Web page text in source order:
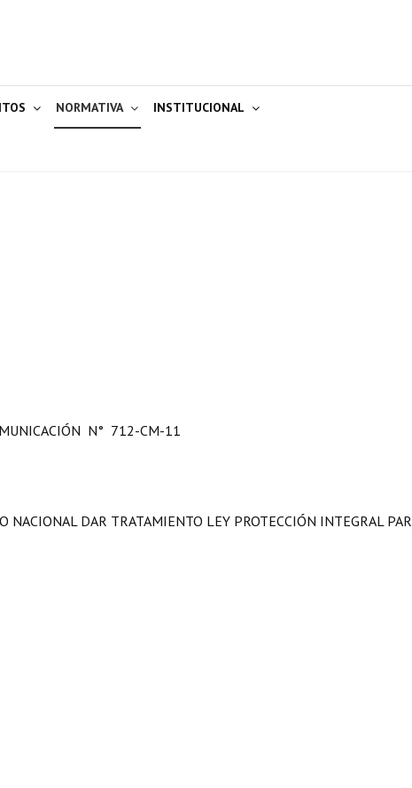
NORMATIVA INSTITUCIONAL
N° 712-CM-11
NACIONAL DAR TRATAMIENTO LEY PROTECCIÓN INTEGRAL